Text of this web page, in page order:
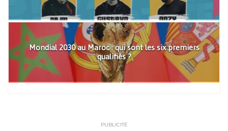
Mondial 2030 au Maroc : qui sont les six premiers
qualifiés ?
PUBLICITÉ